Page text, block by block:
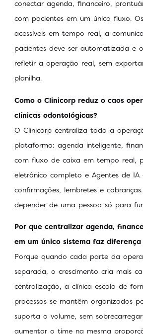
conectar agenda, financeiro,
com pacientes em um único fluxo.
acessíveis em tempo real, a
pacientes deve ser automatizada e
refletir a operação real, sem
planilha.
Como o Clinicorp reduz o caos
clínicas odontológicas?
O Clinicorp centraliza toda a
plataforma: agenda inteligente,
com fluxo de caixa em tempo real,
eletrônico completo e Agentes de
confirmações, lembretes e
depender de uma pessoa só para
Por que centralizar agenda,
em um único sistema faz
Porque quando cada parte da
separada, o crescimento cria mais
centralização, a clínica escala de
processos se mantêm organizados
suporta o volume, sem
aumentar o time na mesma